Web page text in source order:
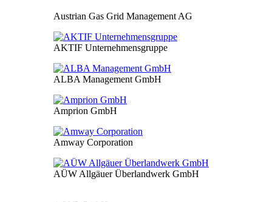
Austrian Gas Grid Management AG
AKTIF Unternehmensgruppe
ALBA Management GmbH
Amprion GmbH
Amway Corporation
AÜW Allgäuer Überlandwerk GmbH